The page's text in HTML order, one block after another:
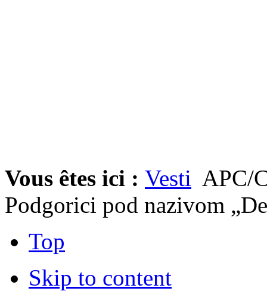
Vous êtes ici : Vesti APC/
Podgorici pod nazivom
Top
Skip to content